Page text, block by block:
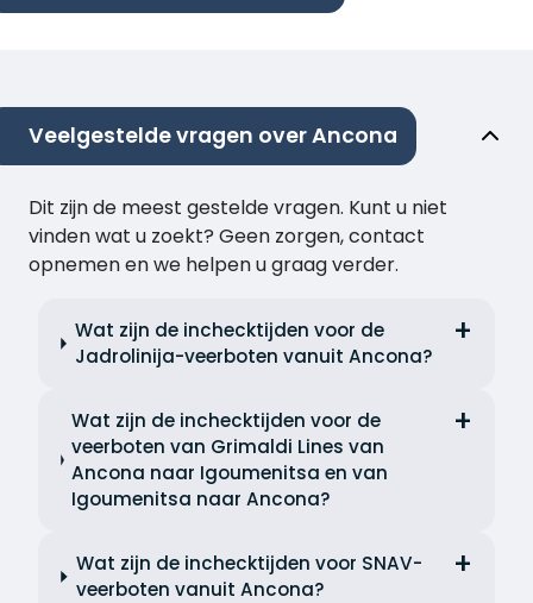
Veelgestelde vragen over Ancona
Dit zijn de meest gestelde vragen. Kunt u niet
vinden wat u zoekt? Geen zorgen, contact
opnemen en we helpen u graag verder.
Wat zijn de inchecktijden voor de
Jadrolinija-veerboten vanuit Ancona?
Wat zijn de inchecktijden voor de
veerboten van Grimaldi Lines van
Ancona naar Igoumenitsa en van
Igoumenitsa naar Ancona?
Wat zijn de inchecktijden voor SNAV-
veerboten vanuit Ancona?